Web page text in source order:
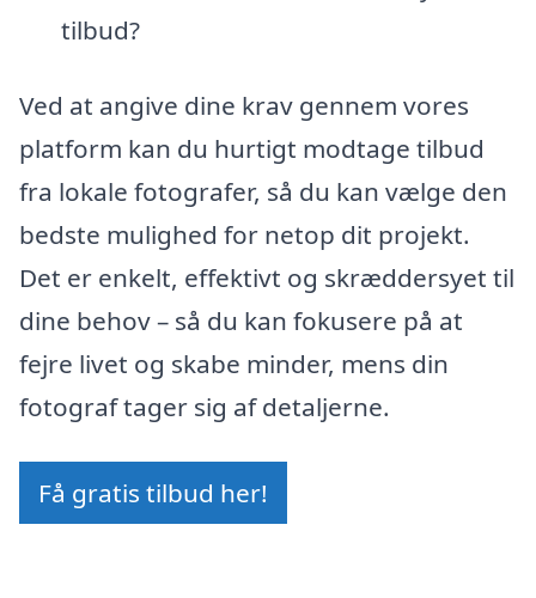
tilbud?
Ved at angive dine krav gennem vores
platform kan du hurtigt modtage tilbud
fra lokale fotografer, så du kan vælge den
bedste mulighed for netop dit projekt.
Det er enkelt, effektivt og skræddersyet til
dine behov – så du kan fokusere på at
fejre livet og skabe minder, mens din
fotograf tager sig af detaljerne.
Få gratis tilbud her!